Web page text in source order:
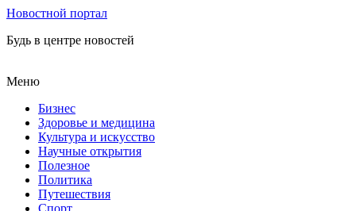
Новостной портал
Будь в центре новостей
Меню
Бизнес
Здоровье и медицина
Культура и искусство
Научные открытия
Полезное
Политика
Путешествия
Спорт